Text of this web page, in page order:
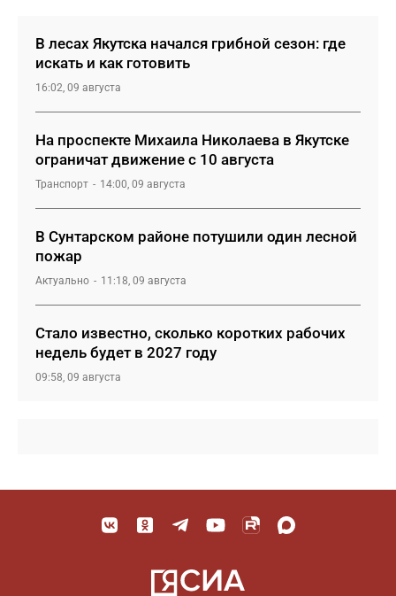
В лесах Якутска начался грибной сезон: где
искать и как готовить
16:02, 09 августа
На проспекте Михаила Николаева в Якутске
ограничат движение с 10 августа
Транспорт 14:00, 09 августа
В Сунтарском районе потушили один лесной
пожар
Актуально 11:18, 09 августа
Стало известно, сколько коротких рабочих
недель будет в 2027 году
09:58, 09 августа